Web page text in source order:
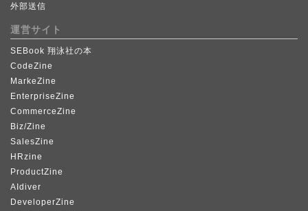
外部送信
運営サイト
SEBook 翔泳社の本
CodeZine
MarkeZine
EnterpriseZine
CommerceZine
Biz/Zine
SalesZine
HRzine
ProductZine
AIdiver
DeveloperZine